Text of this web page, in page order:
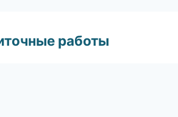
работы